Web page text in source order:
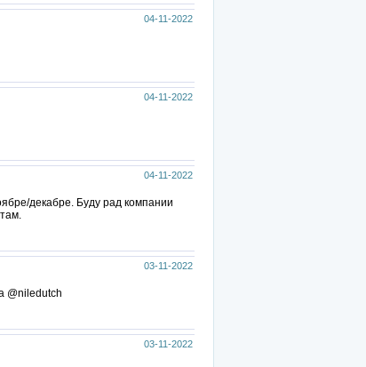
04-11-2022
04-11-2022
04-11-2022
декабре. Буду рад компании
03-11-2022
@niledutch
03-11-2022